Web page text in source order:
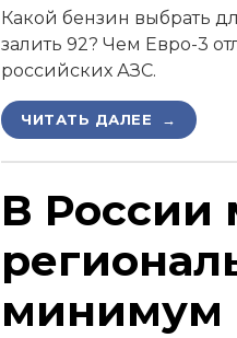
Какой бензин выбрать
залить 92? Чем Евро-3
российских АЗС.
ЧИТАТЬ ДАЛЕЕ →
В России
минимум